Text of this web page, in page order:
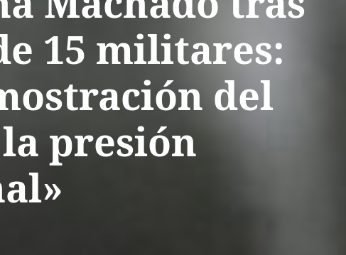
15 militares:
del
presión